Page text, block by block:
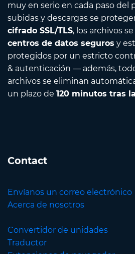
muy en serio en cada paso del
subidas y descargas se
cifrado SSL/TLS, los archivos
centros de datos seguros y
protegidos por un estricto
& autenticación — además,
archivos se eliminan
un plazo de 120 minutos tras
Contact
Envíanos un correo electrónico
Acerca de nosotros
Convertidor de unidades
Traductor